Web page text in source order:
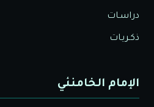
دراسـات
ذكـريـات
الإمام الخامنئي